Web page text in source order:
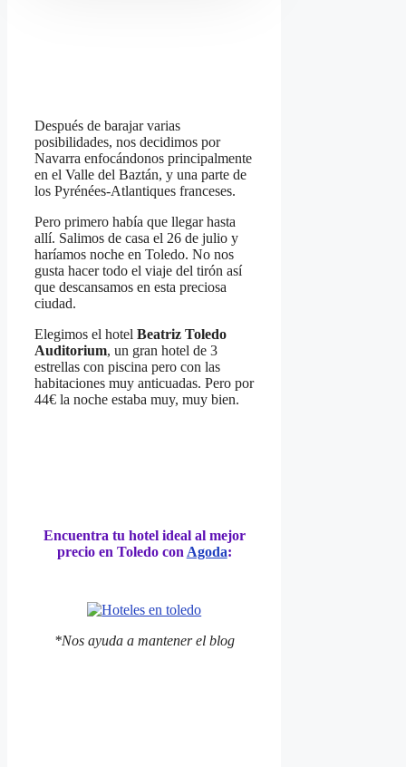
Después de barajar varias
posibilidades, nos decidimos por
Navarra enfocándonos principalmente
en el Valle del Baztán, y una parte de
los Pyrénées-Atlantiques franceses.
Pero primero había que llegar hasta
allí. Salimos de casa el 26 de julio y
haríamos noche en Toledo. No nos
gusta hacer todo el viaje del tirón así
que descansamos en esta preciosa
ciudad.
Elegimos el hotel Beatriz Toledo
Auditorium, un gran hotel de 3
estrellas con piscina pero con las
habitaciones muy anticuadas. Pero por
44€ la noche estaba muy, muy bien.
Encuentra tu hotel ideal al mejor
precio en Toledo con Agoda:
*Nos ayuda a mantener el blog